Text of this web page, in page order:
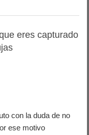
eres capturado
con la duda de no
ese motivo